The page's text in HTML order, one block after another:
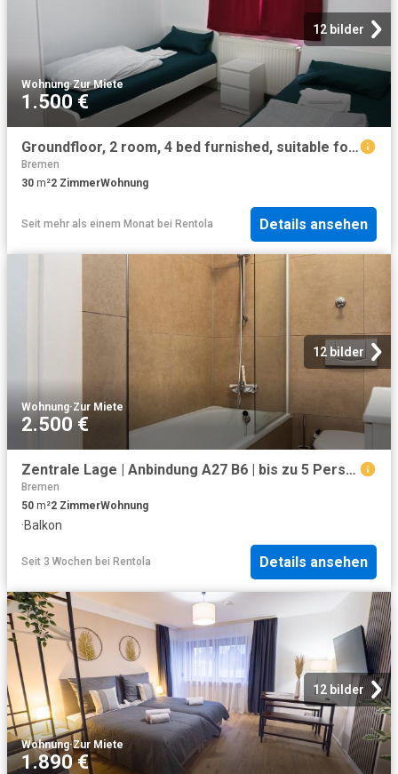
12 bilder
Wohnung·Zur Miete
1.500 €
Groundfloor, 2 room, 4 bed furnished, suitable for sharing, at Goosestr.51, 28237 Bremen
Bremen
30 m²2 ZimmerWohnung
Seit mehr als einem Monat bei Rentola Details ansehen
12 bilder
Wohnung·Zur Miete
2.500 €
Zentrale Lage | Anbindung A27 B6 | bis zu 5 Personen, Bremen Amsterdam Apartments for Rent
Bremen
50 m²2 ZimmerWohnung
·Balkon
Seit 3 Wochen bei Rentola Details ansehen
12 bilder
Wohnung·Zur Miete
1.890 €